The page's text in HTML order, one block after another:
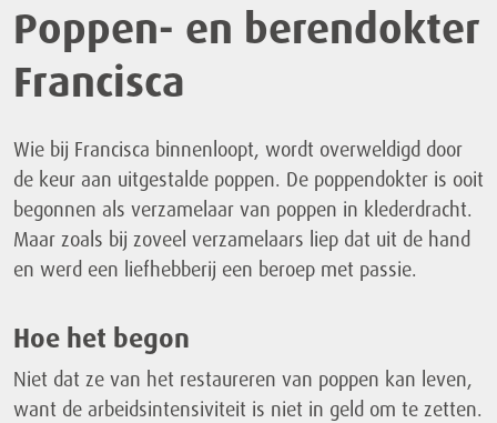
Poppen- en berendokter
Francisca
Wie bij Francisca binnenloopt, wordt overweldigd door
de keur aan uitgestalde poppen. De poppendokter is ooit
begonnen als verzamelaar van poppen in klederdracht.
Maar zoals bij zoveel verzamelaars liep dat uit de hand
en werd een liefhebberij een beroep met passie.
Hoe het begon
Niet dat ze van het restaureren van poppen kan leven,
want de arbeidsintensiviteit is niet in geld om te zetten.